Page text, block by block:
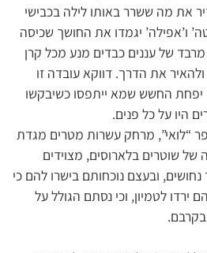
את מה ששרר באותו לילה בכבישי
ו’אפילה’ יגמדו את החושך שכיסה
מרבד של עננים כבדים מנע מכל קרן
את הדרך. דווקא עובדה זו
החשש שמא ייתפסו כשיבקשו
היו על כל פנים.
“לואי”, מרחק עשרות מטרים מגדת
של שוטרים בלארוסים, מצוידים
ובעצם נוכחותם בישרו להם כי
לטמיון, וכי נסתם הגולל על